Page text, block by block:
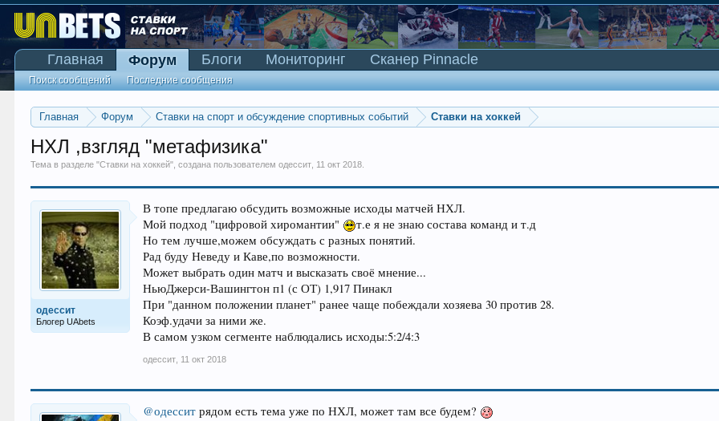
Главная Форум Ставки на спорт и обсуждение спортивных событий Ставки на хоккей
НХЛ ,взгляд "метафизика"
Тема в разделе "Ставки на хоккей", создана пользователемодессит 11 окт 2018
одессит
Блогер UAbets
В топе предлагаю обсудить возможные исходы матчей НХЛ.
Мой подход "цифровой хиромантии"
т.е я не знаю состава команд и т.д
Но тем лучше,можем обсуждать с разных понятий.
Рад буду Неведу и Каве,по возможности.
Может выбрать один матч и высказать своё мнение...
НьюДжерси-Вашингтон п1 (с ОТ) 1,917 Пинакл
При "данном положении планет" ранее чаще побеждали хозяева 30 против 28.
Коэф.удачи за ними же.
В самом узком сегменте наблюдались исходы:5:2/4:3
одессит 11 окт 2018
@одессит рядом есть тема уже по НХЛ, может там все будем?
Главная Форум
Поиск сообщений Последние сообщения
Блоги Мониторинг Сканер Pinnacle